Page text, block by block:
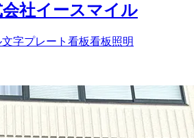
社イースマイル
字プレート看板看板照明